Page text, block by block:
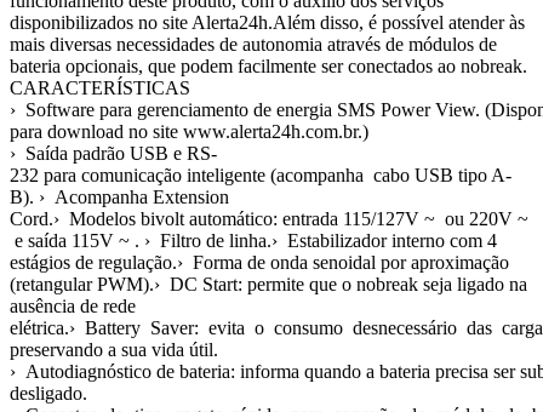
disponibilizados no site Alerta24h.Além disso, é possível atender às
mais diversas necessidades de autonomia através de módulos de
bateria opcionais, que podem facilmente ser conectados ao nobreak.
CARACTERÍSTICAS
› Software para gerenciamento de energia SMS Power View.
para download no site www.alerta24h.com.br.)
› Saída padrão USB e RS-
232 para comunicação inteligente (acompanha cabo USB tipo A-
B). › Acompanha Extension
Cord.› Modelos bivolt automático: entrada 115/127V ~ ou 220V ~
e saída 115V ~ . › Filtro de linha.› Estabilizador interno com 4
estágios de regulação.› Forma de onda senoidal por aproximação
(retangular PWM).› DC Start: permite que o nobreak seja ligado na
ausência de rede
elétrica.› Battery Saver: evita o consumo desnecessário das
preservando a sua vida útil.
› Autodiagnóstico de bateria: informa quando a bateria precisa ser
desligado.